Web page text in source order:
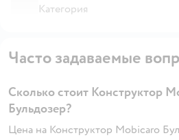
Категория
Часто задаваемые
Сколько стоит Конструктор
Бульдозер?
Цена на Конструктор Mobicaro